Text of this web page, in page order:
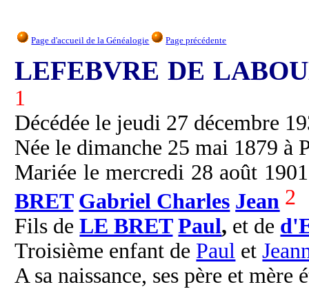
Page d'accueil de la Généalogie Page précédente
LEFEBVRE DE
1
Décédée le jeudi 27 décembre
Née le dimanche 25 mai 1879 à
Mariée le mercredi 28 août
BRET Gabriel Charles Jean 2
Fils deLE BRET Paul, et de
Troisième enfant de Paul et
A sa naissance, ses père et mère